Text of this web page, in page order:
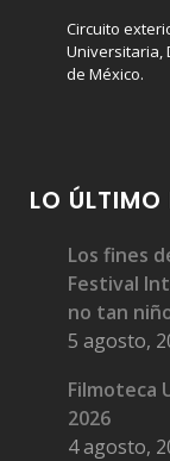
Circuito
Universitaria,
de México.
LO ÚLTIMO
Los fines
Festival
no tan
5 agosto,
Filmoteca
2026
4 agosto,